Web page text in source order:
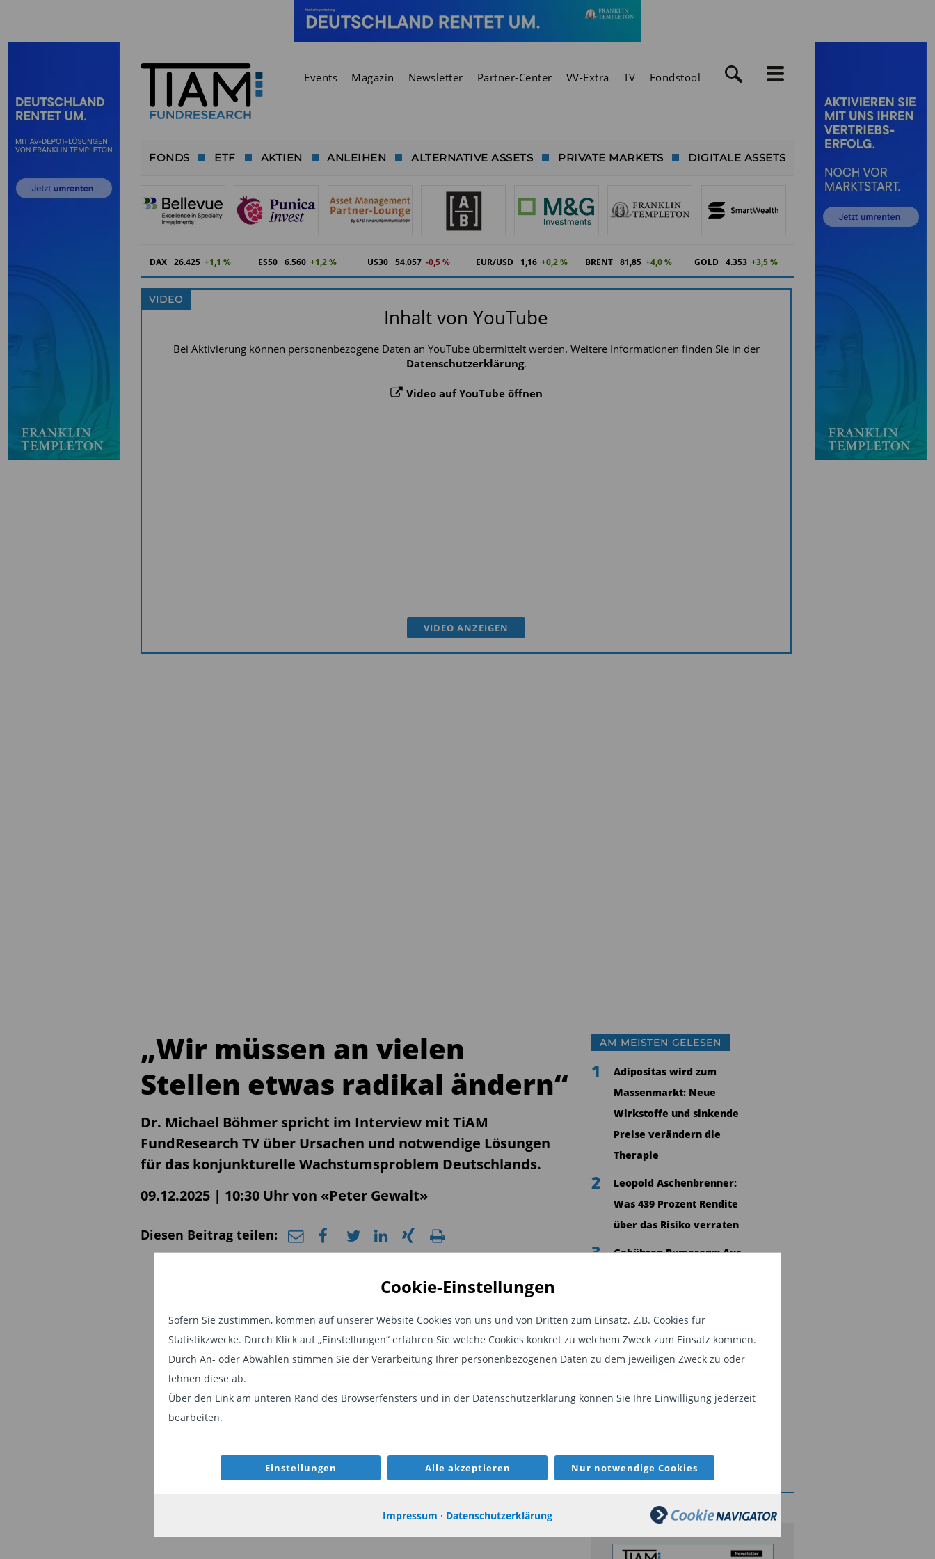
Cookie-Einstellungen
Sofern Sie zustimmen, kommen auf unserer Website Cookies von uns und von Dritten zum Einsatz. Z.B. Cookies für
Statistikzwecke. Durch Klick auf „Einstellungen“ erfahren Sie welche Cookies konkret zu welchem Zweck zum Einsatz kommen.
Durch An- oder Abwählen stimmen Sie der Verarbeitung Ihrer personenbezogenen Daten zu dem jeweiligen Zweck zu oder
lehnen diese ab.
Über den Link am unteren Rand des Browserfensters und in der Datenschutzerklärung können Sie Ihre Einwilligung jederzeit
bearbeiten.
Einstellungen Alle akzeptieren Nur notwendige Cookies
Impressum · Datenschutzerklärung
Events Magazin Newsletter Partner-Center VV-Extra TV Fondstool
FONDS ETF AKTIEN ANLEIHEN ALTERNATIVE ASSETS PRIVATE MARKETS DIGITALE ASSETS
DAX 26.425 +1,1 % ES50 6.560 +1,2 % US30 54.057 -0,5 % EUR/USD 1,16 +0,2 % BRENT 81,85 +4,0 % GOLD 4.353 +3,5 %
Inhalt von YouTube
Bei Aktivierung können personenbezogene Daten an YouTube übermittelt werden. Weitere Informationen finden Sie in der
Datenschutzerklärung.
Video auf YouTube öffnen
VIDEO ANZEIGEN
VIDEO
„Wir müssen an vielen
Stellen etwas radikal ändern“
Dr. Michael Böhmer spricht im Interview mit TiAM
FundResearch TV über Ursachen und notwendige Lösungen
für das konjunkturelle Wachstumsproblem Deutschlands.
09.12.2025 | 10:30 Uhr von «Peter Gewalt»
Diesen Beitrag teilen:
AM MEISTEN GELESEN
1
Adipositas wird zum
Massenmarkt: Neue
Wirkstoffe und sinkende
Preise verändern die
Therapie
2
Leopold Aschenbrenner:
Was 439 Prozent Rendite
über das Risiko verraten
3
Gebühren-Bumerang: Aus
4
Emerging Markets:
Chancen nutzen mit diesen
Top-Aktienfonds
5
„Dividendenstrategien
NEWSLETTER